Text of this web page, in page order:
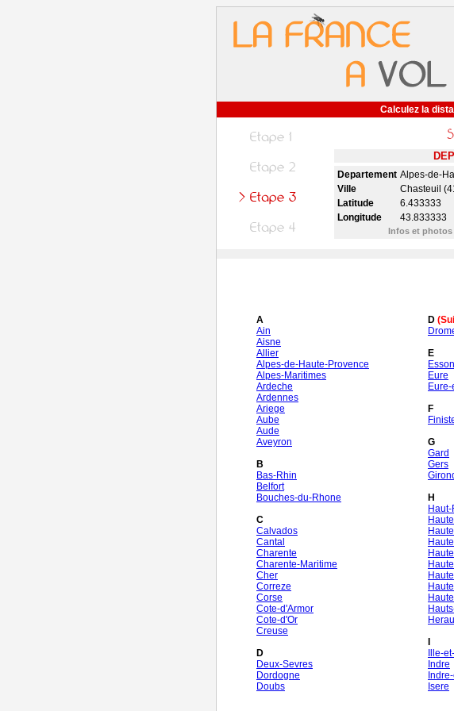
Calculez la
Departement Alpes-de-
Ville
Chasteuil
Latitude
6.433333
Longitude
43.833333
Infos et photos
A
Ain
Aisne
Allier
Alpes-de-Haute-Provence
Alpes-Maritimes
Ardeche
Ardennes
Ariege
Aube
Aude
Aveyron
B
Bas-Rhin
Belfort
Bouches-du-Rhone
C
Calvados
Cantal
Charente
Charente-Maritime
Cher
Correze
Corse
Cote-d'Armor
Cote-d'Or
Creuse
D
Deux-Sevres
Dordogne
Doubs
D
E
Eure
F
G
Gard
Gers
H
Ille-
Indre
Isere